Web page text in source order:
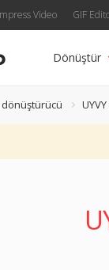
Video GIF
Dönüştür